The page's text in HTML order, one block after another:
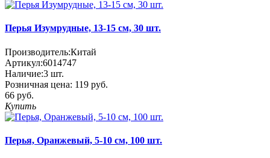
Перья Изумрудные, 13-15 см, 30 шт.
Производитель:Китай
Артикул:6014747
Наличие:3 шт.
Розничная цена: 119 руб.
66 руб.
Купить
Перья, Оранжевый, 5-10 см, 100 шт.